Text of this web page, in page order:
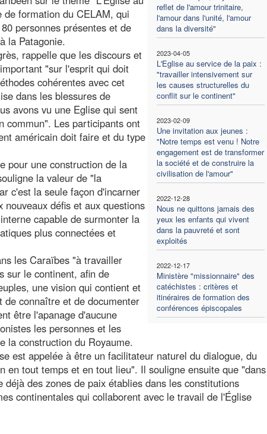
reflet de l'amour trinitaire,
l'amour dans l'unité, l'amour
dans la diversité"
2023-04-05
L'Eglise au service de la paix :
"travailler intensivement sur
les causes structurelles du
conflit sur le continent"
2023-02-09
Une invitation aux jeunes :
"Notre temps est venu ! Notre
engagement est de transformer
la société et de construire la
civilisation de l'amour"
2022-12-28
Nous ne quittons jamais des
yeux les enfants qui vivent
dans la pauvreté et sont
exploités
2022-12-17
Ministère "missionnaire" des
catéchistes : critères et
itinéraires de formation des
conférences épiscopales
formation du CELAM, qui
personnes présentes et de
la Patagonie.
rappelle que les discours et
"sur l'esprit qui doit
cohérentes avec cet
dans les blessures de
avons vu une Eglise qui sent
commun". Les participants ont
américain doit faire et du type
pour une construction de la
la valeur de "la
c'est la seule façon d'incarner
défis et aux questions
capable de surmonter la
plus connectées et
les Caraïbes "à travailler
sur le continent, afin de
une vision qui contient et
connaître et de documenter
être l'apanage d'aucune
les personnes et les
la construction du Royaume.
est appelée à être un facilitateur naturel du dialogue, du
en tout temps et en tout lieu". Il souligne ensuite que "dans
des zones de paix établies dans les constitutions
continentales qui collaborent avec le travail de l'Église